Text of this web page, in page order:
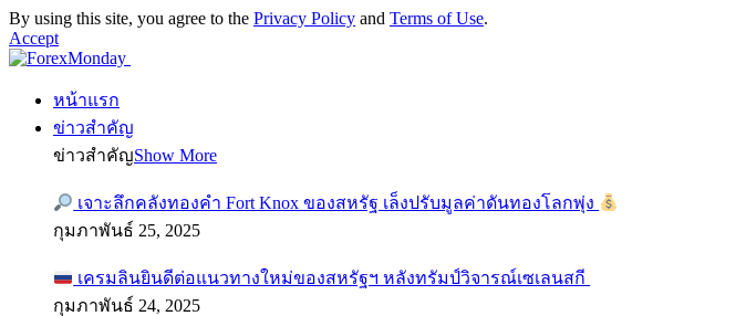
By using this site, you agree to the Privacy Policy and Terms of Use.
Accept
หน้าแรก
ข่าวสำคัญ
ข่าวสำคัญShow More
เจาะลึกคลังทองคำ Fort Knox ของสหรัฐ เล็งปรับมูลค่าดันทองโลกพุ่ง
กุมภาพันธ์ 25, 2025
เครมลินยินดีต่อแนวทางใหม่ของสหรัฐฯ หลังทรัมป์วิจารณ์เซเลนสกี
กุมภาพันธ์ 24, 2025